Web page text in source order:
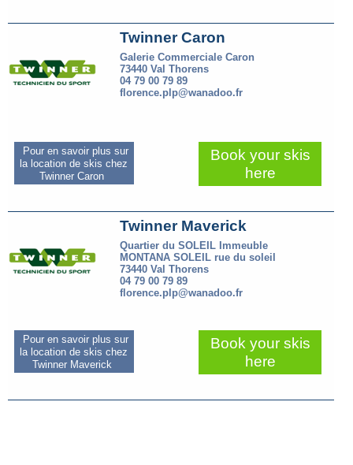
Twinner Caron
Galerie Commerciale Caron
73440 Val Thorens
04 79 00 79 89
florence.plp@wanadoo.fr
Pour en savoir plus sur
la location de skis chez
Twinner Caron
Book your skis
here
Twinner Maverick
Quartier du SOLEIL Immeuble
MONTANA SOLEIL rue du soleil
73440 Val Thorens
04 79 00 79 89
florence.plp@wanadoo.fr
Pour en savoir plus sur
la location de skis chez
Twinner Maverick
Book your skis
here